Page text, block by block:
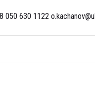
050 630 1122